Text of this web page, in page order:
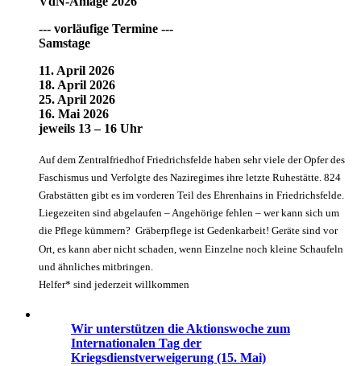
--- vorläufige Termine ---
Samstage
11. April 2026
18. April 2026
25. April 2026
16. Mai 2026
jeweils 13 – 16 Uhr
Auf dem Zentralfriedhof Friedrichsfelde haben sehr viele der Opfer des
Faschismus und Verfolgte des Naziregimes ihre letzte Ruhestätte. 824
Grabstätten gibt es im vorderen Teil des Ehrenhains in Friedrichsfelde.
Liegezeiten sind abgelaufen – Angehörige fehlen – wer kann sich um
die Pflege kümmern? Gräberpflege ist Gedenkarbeit! Geräte sind vor
Ort, es kann aber nicht schaden, wenn Einzelne noch kleine Schaufeln
und ähnliches mitbringen.
Helfer* sind jederzeit willkommen
Wir unterstützen die Aktionswoche zum
Internationalen Tag der
Kriegsdienstverweigerung (15. Mai)